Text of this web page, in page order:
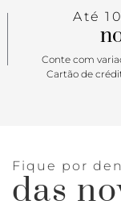
Até
Conte com
Cartão de
Fique por
das